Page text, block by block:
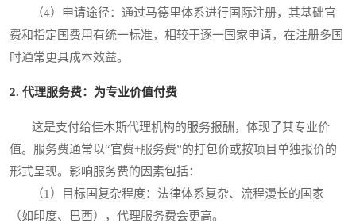
（4）申请途径：通过马德里体系进行国际注册，其基础官
费和指定国费用有统一标准，相较于逐一国家申请，在注册多国
时通常更具成本效益。
2. 代理服务费：为专业价值付费
这是支付给佳木斯代理机构的服务报酬，体现了其专业价
值。服务费通常以“官费+服务费”的打包价或按项目单独报价的
形式呈现。影响服务费的因素包括：
（1）目标国复杂程度：法律体系复杂、流程漫长的国家
（如印度、巴西），代理服务费会更高。